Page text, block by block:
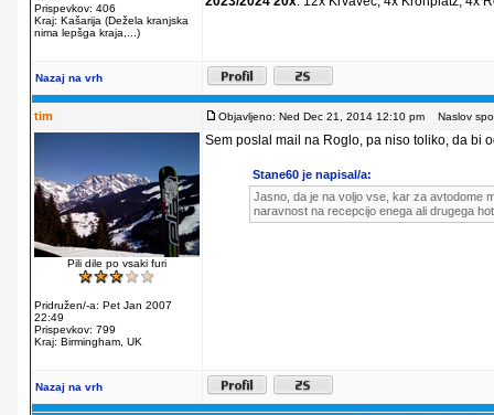
Prispevkov: 406
Kraj: Kašarija (Dežela kranjska
nima lepšga kraja,...)
Nazaj na vrh
tim Objavljeno: Ned Dec 21, 2014 12:10 pm Naslov
Pili dile po vsaki furi
Pridružen/-a: Pet Jan 2007
22:49
Prispevkov: 799
Kraj: Birmingham, UK
Sem poslal mail na Roglo, pa niso toliko, da bi
Stane60 je napisal/a:
Jasno, da je na voljo vse, kar za avtodome
naravnost na recepcijo enega ali drugega
Nazaj na vrh